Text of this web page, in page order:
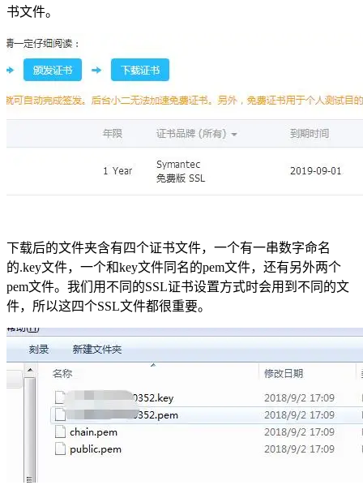
书文件。
下载后的文件夹含有四个证书文件，一个有一串数字命名
的.key文件，一个和key文件同名的pem文件，还有另外两个
pem文件。我们用不同的SSL证书设置方式时会用到不同的文
件，所以这四个SSL文件都很重要。